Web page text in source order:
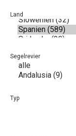
Land
Segelrevier
Typ